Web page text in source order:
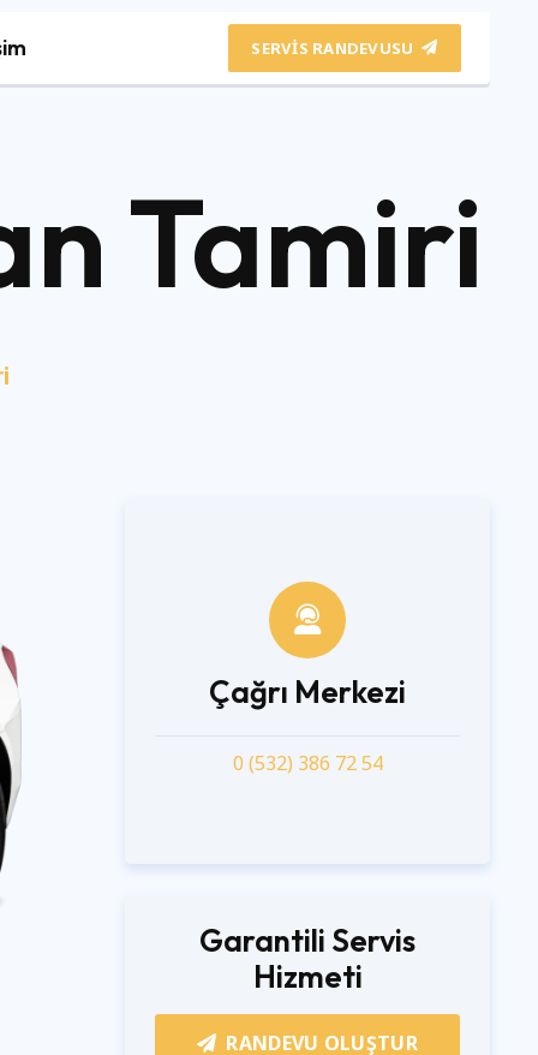
SERVIS RANDEVUSU
Tamiri
Çağrı Merkezi
0 (532) 386 72 54
Garantili Servis
Hizmeti
RANDEVU OLUŞTUR